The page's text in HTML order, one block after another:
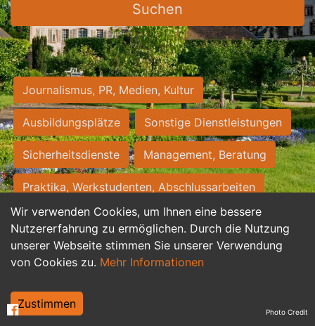
Wir verwenden Cookies, um Ihnen eine bessere
Nutzererfahrung zu ermöglichen. Durch die Nutzung
unserer Webseite stimmen Sie unserer Verwendung
von Cookies zu. Mehr Informationen
Zustimmen
Suchen
Journalismus, PR, Medien, Kultur
Ausbildungsplätze Sonstige Dienstleistungen
Sicherheitsdienste Management, Beratung
Praktika, Werkstudenten, Abschlussarbeiten
Personalwesen Assistenz, Sekretariat
Hilfskräfte, Aushilfs- und Nebenjobs
Weiterbildung, Studium, duale Ausbildung Photo Credit